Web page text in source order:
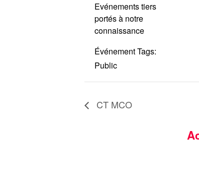
Evénements tiers
portés à notre
connaissance
Événement Tags:
Public
CT MCO